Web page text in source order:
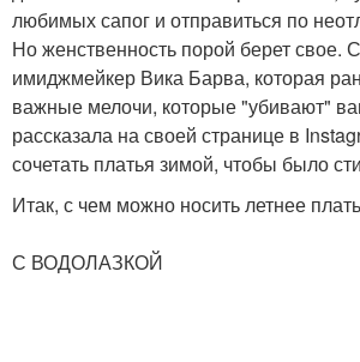
любимых сапог и отправиться по
Но женственность порой берет свое.
имиджмейкер Вика Барва, которая
важные мелочи, которые "убивают"
рассказала на своей странице в
сочетать платья зимой, чтобы было
Итак, с чем можно носить летнее
С ВОДОЛАЗКОЙ